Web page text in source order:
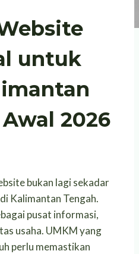
untuk
2026
bukan lagi sekadar
Kalimantan Tengah.
pusat informasi,
usaha. UMKM yang
perlu memastikan